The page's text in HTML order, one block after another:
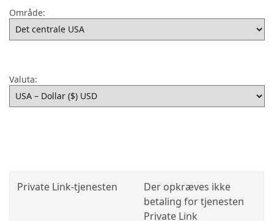
Område:
Valuta:
Private Link-tjenesten
Der opkræves ikke
betaling for tjenesten
Private Link